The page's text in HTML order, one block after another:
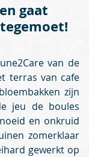
gaat
van de
terras van cafe
zijn
jeu de boules
en onkruid
zomerklaar
gewerkt op